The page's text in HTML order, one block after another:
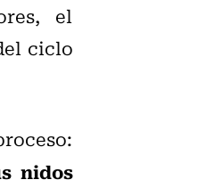
el
ciclo
nidos